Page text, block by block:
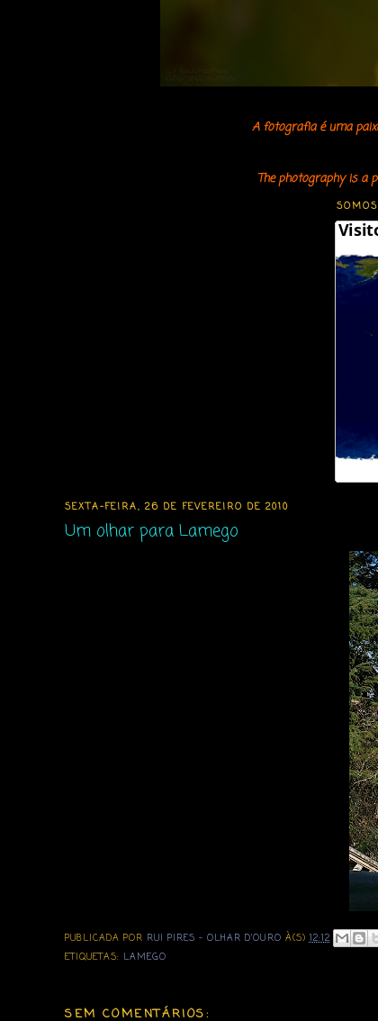
A fotografia é uma
The photography is a
SEXTA-FEIRA, 26 DE FEVEREIRO DE 2010
Um olhar para Lamego
PUBLICADA POR RUI PIRES - OLHAR D'OURO À(S)12:12
ETIQUETAS: LAMEGO
SEM COMENTÁRIOS: